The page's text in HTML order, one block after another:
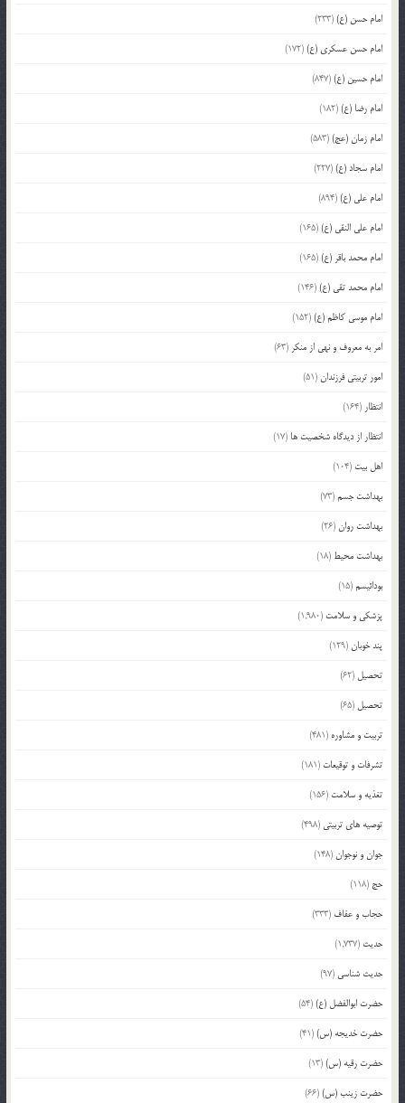
امام حسن (ع)(233)
امام حسن عسکری (ع)(172)
امام حسین (ع)(847)
امام رضا (ع)(182)
امام زمان (عج)(583)
امام سجاد (ع)(227)
امام علی (ع)(894)
امام علی النقی (ع)(165)
امام محمد باقر (ع)(165)
امام محمد تقی (ع)(146)
امام موسی کاظم (ع)(152)
امر به معروف و نهی از منکر (63)
امور تربیتی فرزندان(51)
انتظار (164)
انتظار از دیدگاه شخصیت ها (17)
اهل بیت (104)
بهداشت جسم(73)
بهداشت روان(26)
بهداشت محیط (18)
بودائیسم(15)
پزشکی و سلامت (1,980)
پند خوبان(129)
تحصیل (62)
تحصیل (65)
تربیت و مشاوره (481)
تشرفات و توقیعات (181)
تغذیه و سلامت (156)
توصیه های تربیتی (498)
جوان و نوجوان(148)
حج (118)
حجاب و عفاف (333)
حدیث (1,737)
حدیث شناسی (97)
حضرت ابوالفضل (ع)(54)
حضرت خدیجه (س)(41)
حضرت رقیه (س)(13)
حضرت زینب (س)(66)